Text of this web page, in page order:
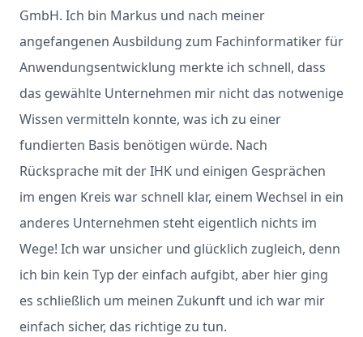
GmbH. Ich bin Markus und nach meiner
angefangenen Ausbildung zum Fachinformatiker für
Anwendungsentwicklung merkte ich schnell, dass
das gewählte Unternehmen mir nicht das notwenige
Wissen vermitteln konnte, was ich zu einer
fundierten Basis benötigen würde. Nach
Rücksprache mit der IHK und einigen Gesprächen
im engen Kreis war schnell klar, einem Wechsel in ein
anderes Unternehmen steht eigentlich nichts im
Wege! Ich war unsicher und glücklich zugleich, denn
ich bin kein Typ der einfach aufgibt, aber hier ging
es schließlich um meinen Zukunft und ich war mir
einfach sicher, das richtige zu tun.